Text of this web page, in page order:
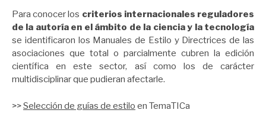
Para conocer los criterios internacionales reguladores
de la autoría en el ámbito de la ciencia y la tecnología
se identificaron los Manuales de Estilo y Directrices de las
asociaciones que total o parcialmente cubren la edición
científica en este sector, así como los de carácter
multidisciplinar que pudieran afectarle.
>>Selección de guías de estilo en TemaTICa